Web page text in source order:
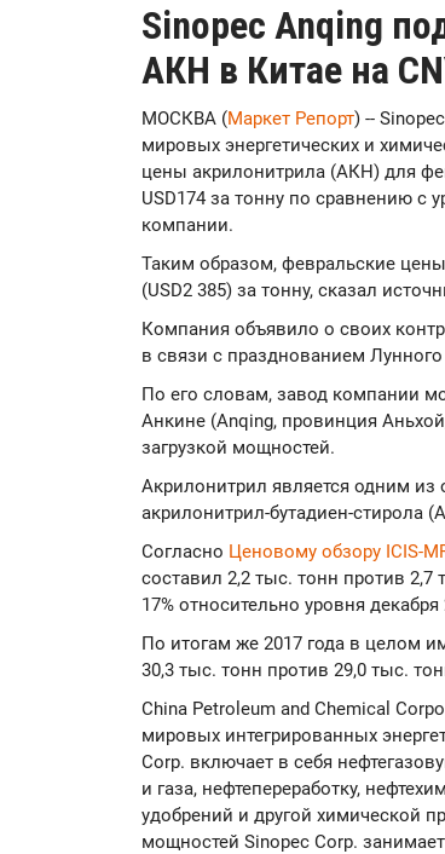
Sinopec Anqing
АКН в Китае на
МОСКВА (Маркет Репорт) --
мировых энергетических и
цены акрилонитрила (АКН) для
USD174 за тонну по сравнению с
компании.
Таким образом, февральские
(USD2 385) за тонну, сказал
Компания объявило о своих
в связи с празднованием
По его словам, завод компании
Анкине (Anqing, провинция
загрузкой мощностей.
Акрилонитрил является одним
акрилонитрил-бутадиен-стирола
Согласно Ценовому обзору ICIS-
составил 2,2 тыс. тонн против
17% относительно уровня декабря
По итогам же 2017 года в целом
30,3 тыс. тонн против 29,0 тыс.
China Petroleum and Chemical
мировых интегрированных
Corp. включает в себя
и газа, нефтепереработку,
удобрений и другой химической
мощностей Sinopec Corp.